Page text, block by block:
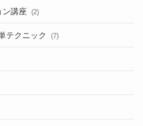
ン講座 (2)
テクニック (7)